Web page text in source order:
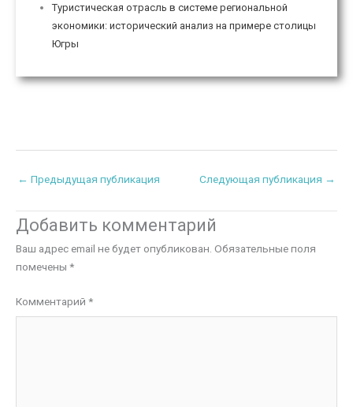
Туристическая отрасль в системе региональной
экономики: исторический анализ на примере столицы
Югры
← Предыдущая публикация Следующая публикация →
Добавить комментарий
Ваш адрес email не будет опубликован. Обязательные поля
помечены *
Комментарий *